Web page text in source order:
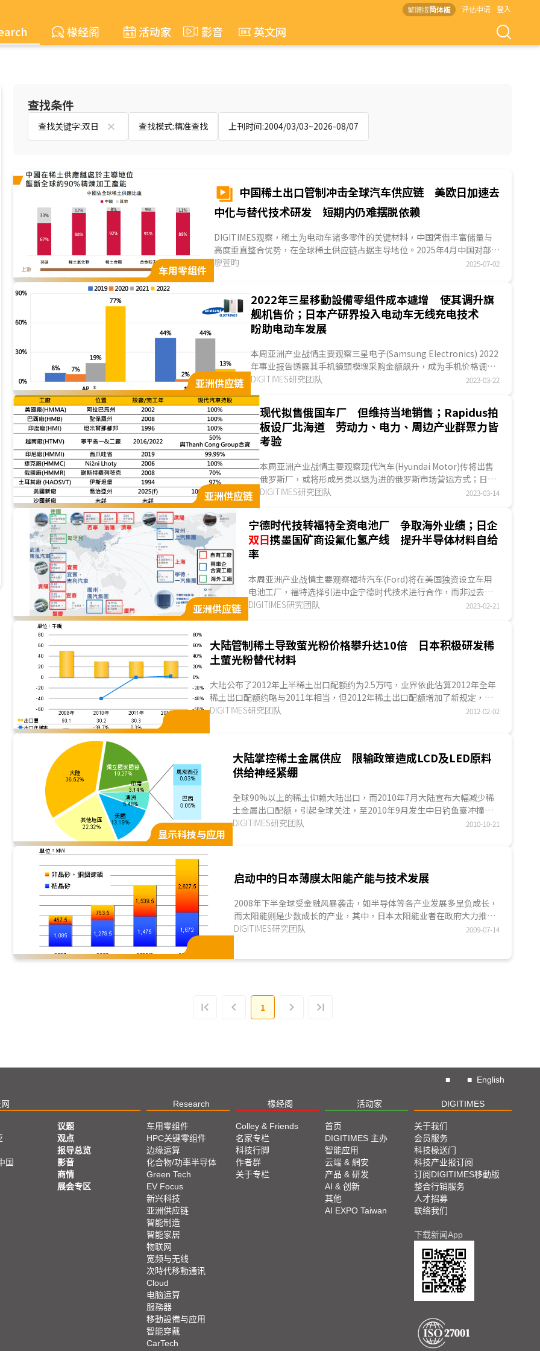
繁體版简体版 评估申请 登入
椽经阁 活动家 影音 英文网
查找条件
查找关键字:双日 查找模式:精准查找 上刊时间:2004/03/03~2026-08/07
车用零组件
中国稀土出口管制冲击全球汽车供应链 美欧日加速去
中化与替代技术研发 短期内仍难摆脱依赖
DIGITIMES观察，稀土为电动车诸多零件的关键材料，中国凭借丰富储量与
高度垂直整合优势，在全球稀土供应链占据主导地位。2025年4月中国对部分
中重稀土实施出口管制，...
廖萱昀 2025-07-02
亚洲供应链
2022年三星移動設備零组件成本遽增 使其调升旗
舰机售价；日本产研界投入电动车无线充电技术
盼助电动车发展
本周亚洲产业战情主要观察三星电子(Samsung Electronics) 2022
年事业报告透露其手机鏡頭模塊采购金额飙升，成为手机价格调涨
元凶之一；日本变压器业者Daihen投入电...
DIGITIMES研究团队 2023-03-22
亚洲供应链
现代拟售俄国车厂 但维持当地销售；Rapidus拍
板设厂北海道 劳动力、电力、周边产业群聚力皆
考验
本周亚洲产业战情主要观察现代汽车(Hyundai Motor)传将出售
俄罗斯厂，或将形成另类以退为进的俄罗斯市场营运方式；日本
半导体业者Rapidus选址落脚北海道，固然初期投...
DIGITIMES研究团队 2023-03-14
亚洲供应链
宁德时代技转福特全资电池厂 争取海外业绩；日企
双日携墨国矿商设氟化氢产线 提升半导体材料自给
率
本周亚洲产业战情主要观察福特汽车(Ford)将在美国独资设立车用
电池工厂，福特选择引进中企宁德时代技术进行合作，而非过去长
期合作的韩商SK On；日企
DIGITIMES研究团队 2023-02-21
大陆管制稀土导致萤光粉价格攀升达10倍 日本积极研发稀
土萤光粉替代材料
大陆公布了2012年上半稀土出口配额约为2.5万吨，业界依此估算2012年全年
稀土出口配额约略与2011年相当，但2012年稀土出口配额增加了新规定，将
轻稀土与重稀土分开计算，其中，重稀土所占比重不到15%，但重稀土为萤光
DIGITIMES研究团队 2012-02-02
显示科技与应用
大陆掌控稀土金属供应 限输政策造成LCD及LED原料
供给神经紧绷
全球90%以上的稀土仰赖大陆出口，而2010年7月大陆宣布大幅减少稀
土金属出口配额，引起全球关注，至2010年9月发生中日钓鱼臺冲撞事
件，大陆利用稀土来作为与日本谈判的筹码，更使稀土问题浮上台面...
DIGITIMES研究团队 2010-10-21
启动中的日本薄膜太阳能产能与技术发展
2008年下半全球受金融风暴袭击，如半导体等各产业发展多呈负成长，
而太阳能则是少数成长的产业，其中，日本太阳能业者在政府大力推动
下，扩充生产设备、进军海外市场等动作频频，太阳能电池产能因此而
DIGITIMES研究团队 2009-07-14
1
■ ■ English
Research 椽经阁 活动家 DIGITIMES
国
议题
观点
报导总览
影音
商情
展会专区
车用零组件
HPC关键零组件
边缘运算
化合物/功率半导体
Green Tech
EV Focus
新兴科技
亚洲供应链
智能制造
智能家居
物联网
宽频与无线
次時代移動通讯
Cloud
电脑运算
服務器
移動設備与应用
智能穿戴
CarTech
Colley & Friends
名家专栏
科技行脚
作者群
关于专栏
首页
DIGITIMES 主办
智能应用
云端 & 網安
产品 & 研发
AI & 创新
其他
AI EXPO Taiwan
关于我们
会员服务
科技椽送门
科技产业报订阅
订阅DIGITIMES移動版
整合行销服务
人才招募
联络我们
下载新闻App